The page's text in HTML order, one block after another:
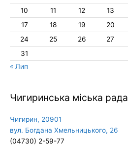
10
11 12 13
17
18 19 20
24
25 26 27
31
« Лип
Чигиринська міська рада
Чигирин, 20901
вул. Богдана Хмельницького, 26
(04730) 2-59-77